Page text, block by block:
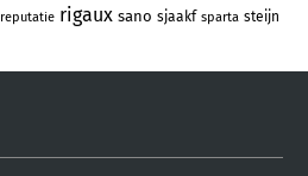
reputatie rigaux sano sjaakf sparta steijn